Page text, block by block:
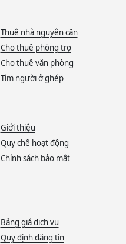
Thuê nhà nguyên căn
Cho thuê phòng trọ
Cho thuê văn phòng
Tìm người ở ghép
Giới thiệu
Quy chế hoạt động
Chính sách bảo mật
Bảng giá dịch vụ
Quy định đăng tin